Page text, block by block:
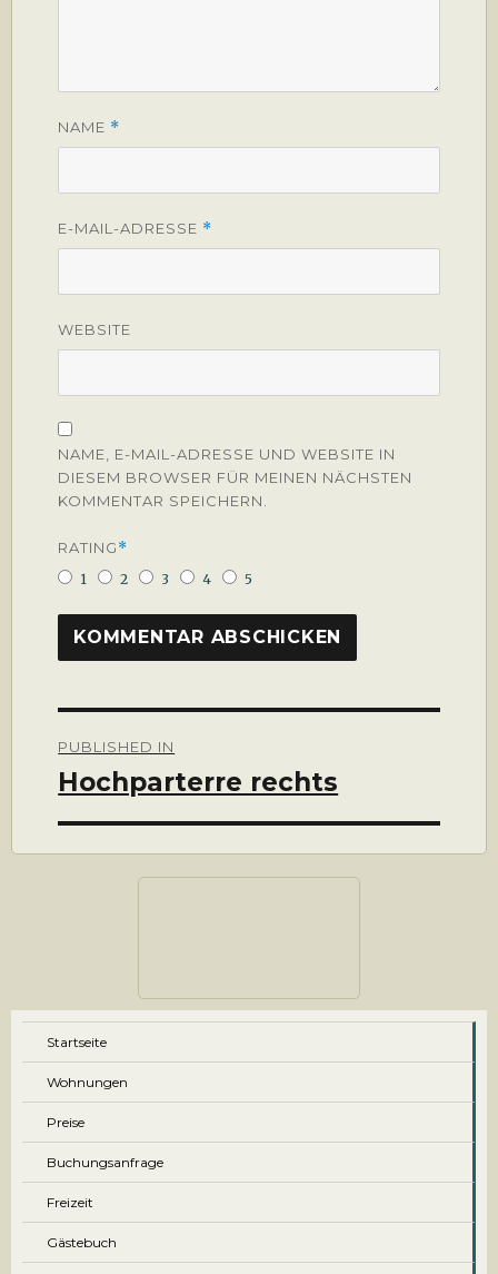
NAME *
E-MAIL-ADRESSE *
WEBSITE
NAME, E-MAIL-ADRESSE UND WEBSITE IN
DIESEM BROWSER FÜR MEINEN NÄCHSTEN
KOMMENTAR SPEICHERN.
RATING*
1 2 3 4 5
PUBLISHED IN
Hochparterre rechts
Startseite
Wohnungen
Preise
Buchungsanfrage
Freizeit
Gästebuch